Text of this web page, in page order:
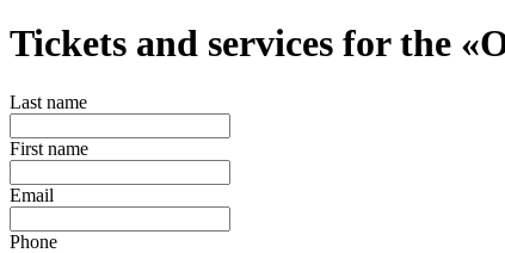
Tickets and services for the
Last name
First name
Email
Phone